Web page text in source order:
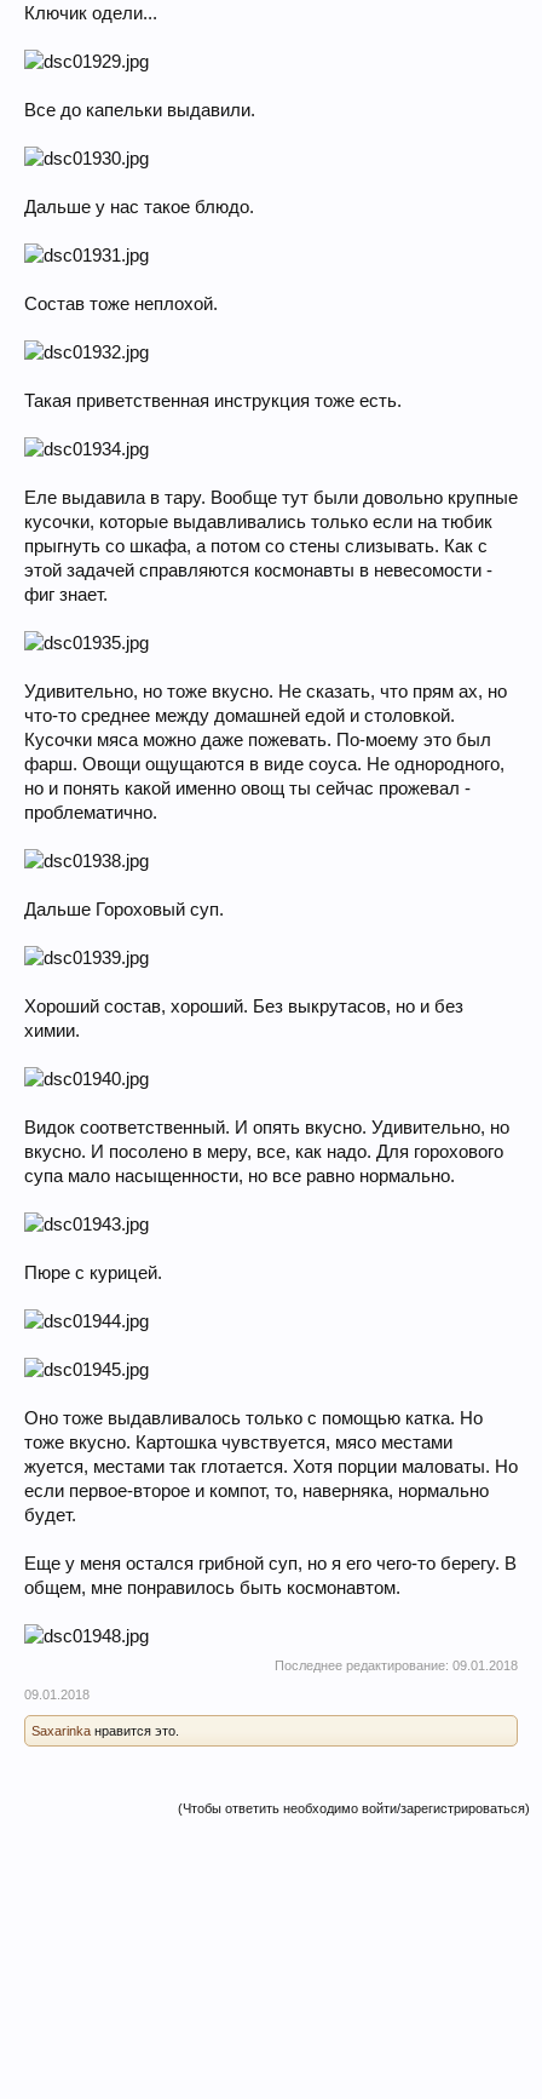
Ключик одели...
Все до капельки выдавили.
Дальше у нас такое блюдо.
Состав тоже неплохой.
Такая приветственная инструкция тоже есть.
Еле выдавила в тару. Вообще тут были довольно крупные
кусочки, которые выдавливались только если на тюбик
прыгнуть со шкафа, а потом со стены слизывать. Как с
этой задачей справляются космонавты в невесомости -
фиг знает.
Удивительно, но тоже вкусно. Не сказать, что прям ах, но
что-то среднее между домашней едой и столовкой.
Кусочки мяса можно даже пожевать. По-моему это был
фарш. Овощи ощущаются в виде соуса. Не однородного,
но и понять какой именно овощ ты сейчас прожевал -
проблематично.
Дальше Гороховый суп.
Хороший состав, хороший. Без выкрутасов, но и без
химии.
Видок соответственный. И опять вкусно. Удивительно, но
вкусно. И посолено в меру, все, как надо. Для горохового
супа мало насыщенности, но все равно нормально.
Пюре с курицей.
Оно тоже выдавливалось только с помощью катка. Но
тоже вкусно. Картошка чувствуется, мясо местами
жуется, местами так глотается. Хотя порции маловаты. Но
если первое-второе и компот, то, наверняка, нормально
будет.
Еще у меня остался грибной суп, но я его чего-то берегу. В
общем, мне понравилось быть космонавтом.
Последнее редактирование: 09.01.2018
09.01.2018
Saxarinka нравится это.
(Чтобы ответить необходимо войти/зарегистрироваться)